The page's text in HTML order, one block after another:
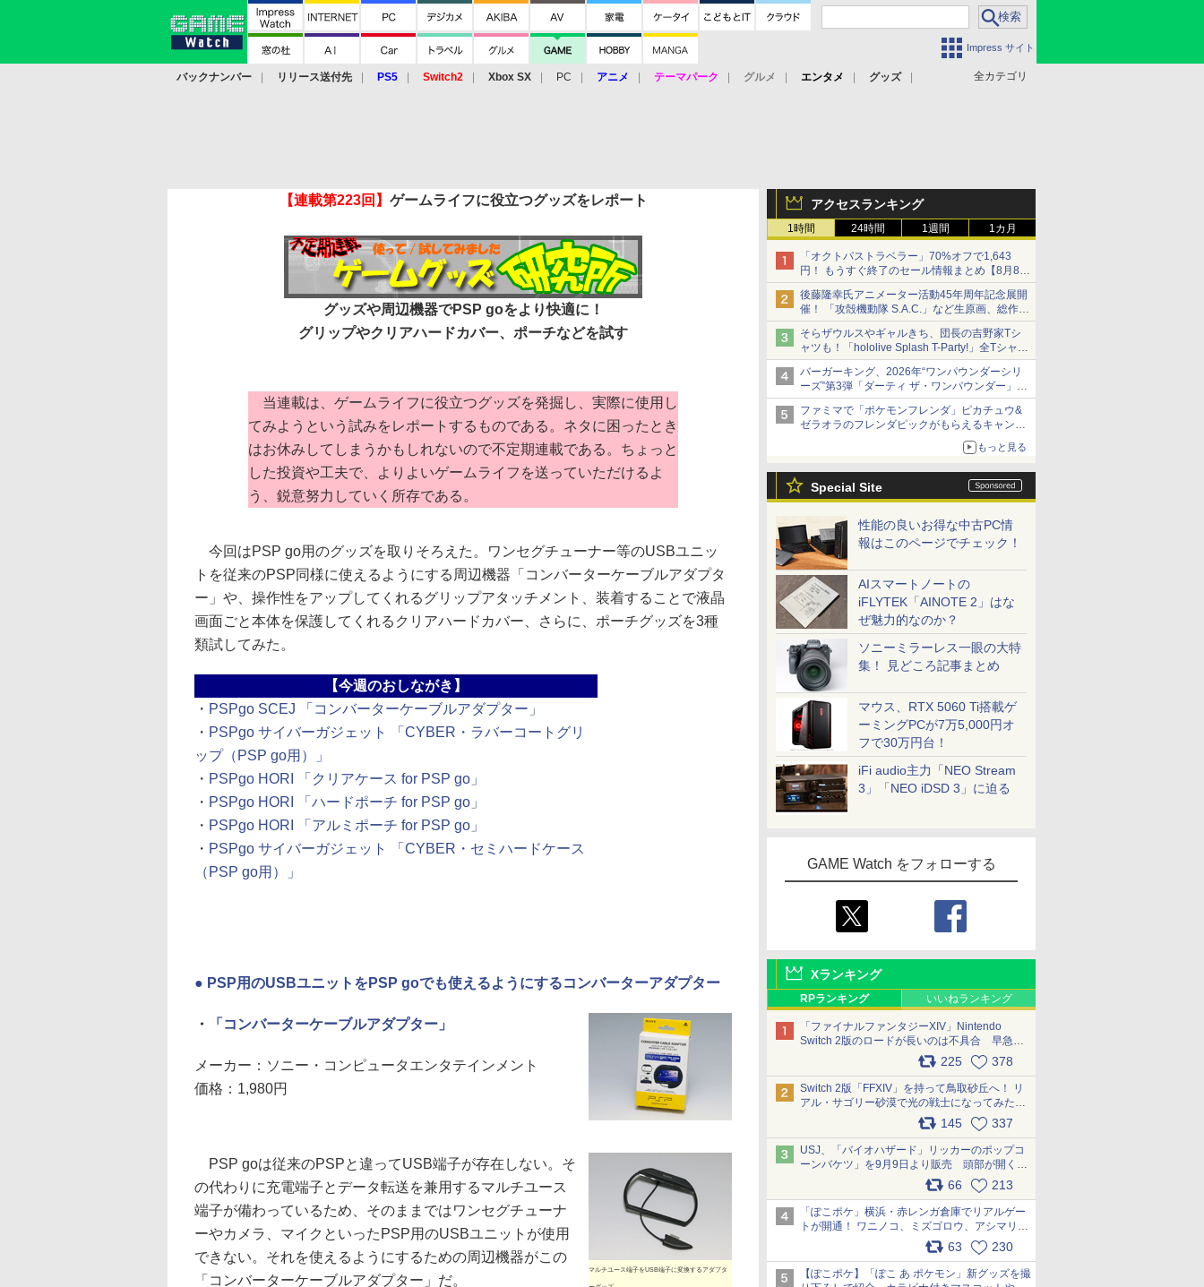
Impress サイト
全カテゴリ
バックナンバー リリース送付先 PS5 Switch2 Xbox SX PC アニメ テーマパーク グルメ エンタメ
グッズ
アクセスランキング
1時間 24時間 1週間 1カ月
「オクトパストラベラー」70%オフで1,643
円！ もうすぐ終了のセール情報まとめ【8月8日
更新】
ニンテンドーeショップでは「大神 絶景版」が
67%オフで990円
後藤隆幸氏アニメーター活動45年周年記念展開
催！ 「攻殻機動隊 S.A.C.」など生原画、総作画
監督修正が展示
そらザウルスやギャルきち、団長の吉野家Tシ
ャツも！「hololive Splash T-Party!」全Tシャツ
ラインナップ公開＆オンライン販売開始
バーガーキング、2026年“ワンパウンダーシリ
ーズ”第3弾「ダーティ ザ・ワンパウンダー」を
8月7日発売
「特製ガーリックマヨソース」を使用した超大
型チーズバーガー
ファミマで「ポケモンフレンダ」ピカチュウ&
ゼラオラのフレンダピックがもらえるキャンペ
もっと見る
Special Site
性能の良いお得な中古PC情
報はこのページでチェック！
AIスマートノートの
iFLYTEK「AINOTE 2」はな
ぜ魅力的なのか？
ソニーミラーレス一眼の大特
集！ 見どころ記事まとめ
マウス、RTX 5060 Ti搭載ゲ
ーミングPCが7万5,000円オ
フで30万円台！
iFi audio主力「NEO Stream
3」「NEO iDSD 3」に迫る
GAME Watch をフォローする
Xランキング
RPランキング いいねランキング
「ファイナルファンタジーXIV」Nintendo
Switch 2版のロードが長いのは不具合 早急に
アップデートできるよう対応中225 378
Switch 2版「FFXIV」を持って鳥取砂丘へ！ リ
アル・サゴリー砂漠で光の戦士になってみた
145 337
USJ、「バイオハザード」リッカーのポップコ
ーンバケツ」を9月9日より販売 頭部が開く仕
組み。味は恐怖を堪のう「味噌フレーバー」
66 213
「ぽこポケ」横浜・赤レンガ倉庫でリアルゲー
トが開通！ ワニノコ、ミズゴロウ、アシマリ登
場シーンをレポート pic.x.com/LDgEByVl6D
63 230
【ぽこポケ】「ぽこ あ ポケモン」新グッズを撮
【連載第223回】 ゲームライフに役立つグッズをレポート
グッズや周辺機器でPSP goをより快適に！
グリップやクリアハードカバー、ポーチなどを試す
当連載は、ゲームライフに役立つグッズを発掘し、実際に使用し
てみようという試みをレポートするものである。ネタに困ったとき
はお休みしてしまうかもしれないので不定期連載である。ちょっと
した投資や工夫で、よりよいゲームライフを送っていただけるよ
う、鋭意努力していく所存である。
今回はPSP go用のグッズを取りそろえた。ワンセグチューナー等のUSBユニッ
トを従来のPSP同様に使えるようにする周辺機器「コンバーターケーブルアダプタ
ー」や、操作性をアップしてくれるグリップアタッチメント、装着することで液晶
画面ごと本体を保護してくれるクリアハードカバー、さらに、ポーチグッズを3種
類試してみた。
【今週のおしながき】
・ PSPgo SCEJ 「コンバーターケーブルアダプター」
・ PSPgo サイバーガジェット 「CYBER・ラバーコートグリ
ップ（PSP go用）」
・ PSPgo HORI 「クリアケース for PSP go」
・ PSPgo HORI 「ハードポーチ for PSP go」
・ PSPgo HORI 「アルミポーチ for PSP go」
・ PSPgo サイバーガジェット 「CYBER・セミハードケース
（PSP go用）」
● PSP用のUSBユニットをPSP goでも使えるようにするコンバーターアダプター
・ 「コンバーターケーブルアダプター」
メーカー：ソニー・コンピュータエンタテインメント
価格：1,980円
マルチユース端子をUSB端子に変換するアダプタ
PSP goは従来のPSPと違ってUSB端子が存在しない。そ
の代わりに充電端子とデータ転送を兼用するマルチユース
端子が備わっているため、そのままではワンセグチューナ
ーやカメラ、マイクといったPSP用のUSBユニットが使用
できない。それを使えるようにするための周辺機器がこの
「コンバーターケーブルアダプター」だ。